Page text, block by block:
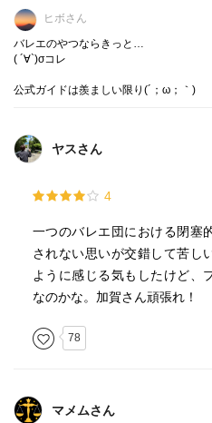
浅岡未緒だ。
彼女の踊りは圧倒的で、加賀
かれていく。
未緒は風間と親しく、葉瑠子
やがて第二の事件が起きる。
風間と梶田、二人の死に関連
る。
さらに葉瑠子の恋人・柳生講
事件は連続性を帯び、バレエ
ていく。
加賀は、事件の鍵が「バレエ
を巡る競争は苛烈で、時に人
ヒボさん
バレエのやつならきっと…
( ´∀`)σコレ
公式ガイドは羨ましい限り(´；ω；｀)
ヤスさん
4
一つのバレエ団における閉塞
されない思いが交錯して苦し
ように感じる気もしたけど、
なのかな。加賀さん頑張れ！
78
マメムさん